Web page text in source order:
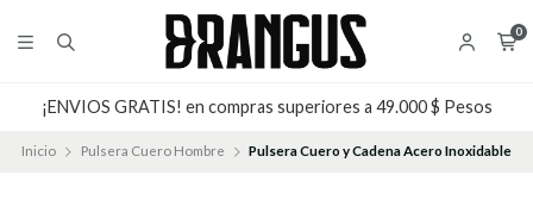
0
¡ENVIOS GRATIS! en compras superiores a 49.000 $ Pesos
Inicio Pulsera Cuero Hombre Pulsera Cuero y Cadena Acero Inoxidable